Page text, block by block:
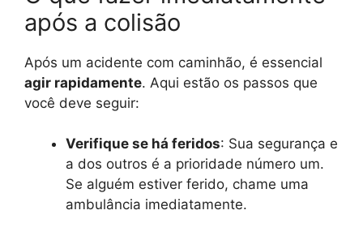
após a colisão
Após um acidente com caminhão, é essencial
agir rapidamente. Aqui estão os passos que
você deve seguir:
Verifique se há feridos: Sua segurança e
a dos outros é a prioridade número um.
Se alguém estiver ferido, chame uma
ambulância imediatamente.